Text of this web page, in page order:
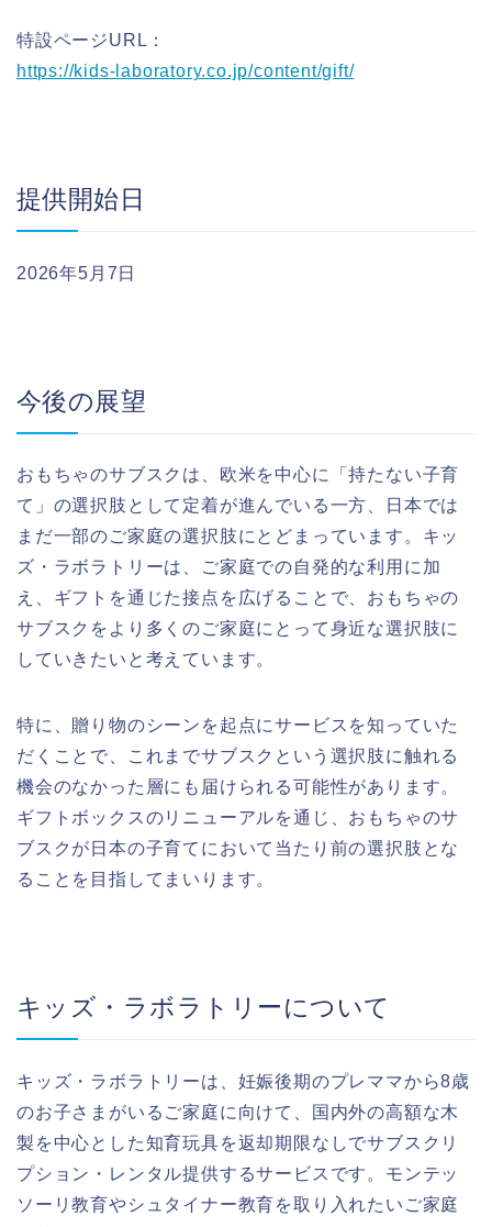
特設ページURL：
https://kids-laboratory.co.jp/content/gift/
提供開始日
2026年5月7日
今後の展望
おもちゃのサブスクは、欧米を中心に「持たない子育
て」の選択肢として定着が進んでいる一方、日本では
まだ一部のご家庭の選択肢にとどまっています。キッ
ズ・ラボラトリーは、ご家庭での自発的な利用に加
え、ギフトを通じた接点を広げることで、おもちゃの
サブスクをより多くのご家庭にとって身近な選択肢に
していきたいと考えています。
特に、贈り物のシーンを起点にサービスを知っていた
だくことで、これまでサブスクという選択肢に触れる
機会のなかった層にも届けられる可能性があります。
ギフトボックスのリニューアルを通じ、おもちゃのサ
ブスクが日本の子育てにおいて当たり前の選択肢とな
ることを目指してまいります。
キッズ・ラボラトリーについて
キッズ・ラボラトリーは、妊娠後期のプレママから8歳
のお子さまがいるご家庭に向けて、国内外の高額な木
製を中心とした知育玩具を返却期限なしでサブスクリ
プション・レンタル提供するサービスです。モンテッ
ソーリ教育やシュタイナー教育を取り入れたいご家庭